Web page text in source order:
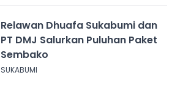
Relawan Dhuafa Sukabumi dan
PT DMJ Salurkan Puluhan Paket
Sembako
SUKABUMI